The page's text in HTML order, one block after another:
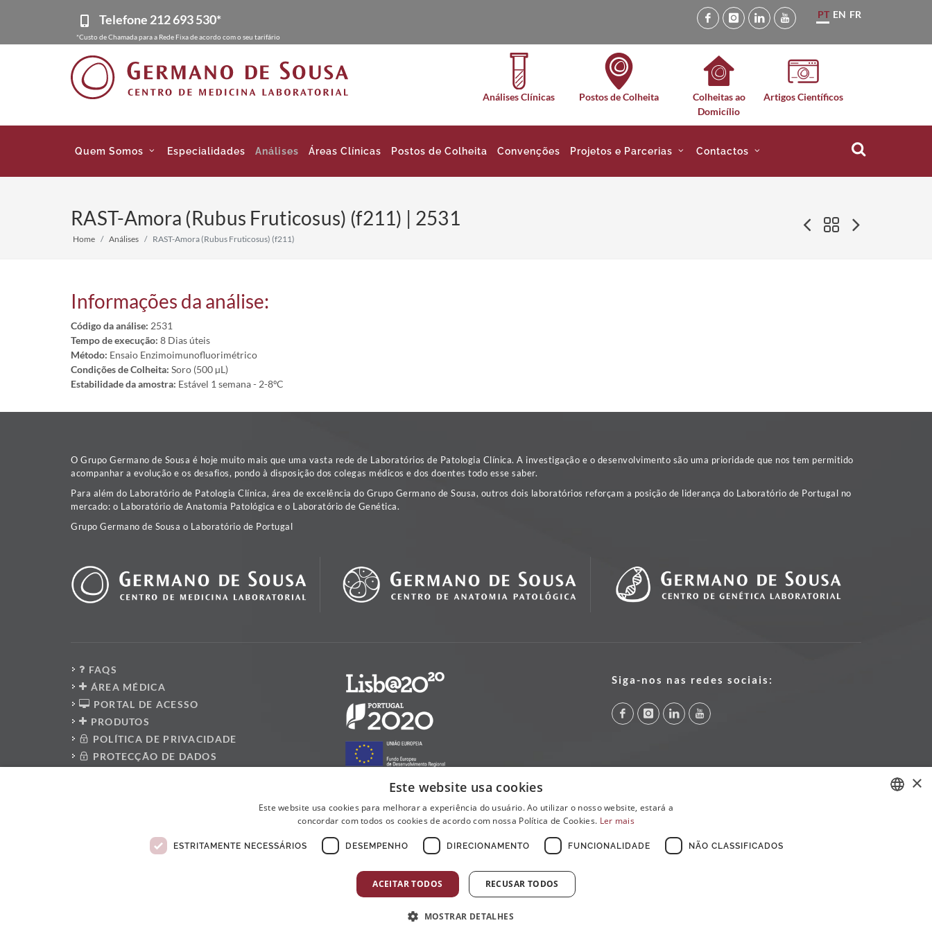
Telefone212 693 530*
*Custo de Chamada para a Rede Fixa de acordo com o seu tarifário
PT EN FR
Análises Clínicas Postos de Colheita
Colheitas ao
Domicílio
Artigos Científicos
Quem Somos Especialidades Análises Áreas Clínicas Postos de Colheita Convenções Projetos e Parcerias Contactos
RAST-Amora (Rubus Fruticosus) (f211) | 2531
Home Análises RAST-Amora (Rubus Fruticosus) (f211)
Informações da análise:
Código da análise: 2531
Tempo de execução: 8 Dias úteis
Método: Ensaio Enzimoimunofluorimétrico
Condições de Colheita: Soro (500 µL)
Estabilidade da amostra: Estável 1 semana - 2-8ºC
O Grupo Germano de Sousa é hoje muito mais que uma vasta rede de Laboratórios de Patologia Clínica. A investigação e o desenvolvimento são uma prioridade que nos tem permitido
acompanhar a evolução e os desafios, pondo à disposição dos colegas médicos e dos doentes todo esse saber.
Para além do Laboratório de Patologia Clínica, área de excelência do Grupo Germano de Sousa, outros dois laboratórios reforçam a posição de liderança do Laboratório de Portugal no
mercado: o Laboratório de Anatomia Patológica e o Laboratório de Genética.
Grupo Germano de Sousa o Laboratório de Portugal
FAQS
ÁREA MÉDICA
PORTAL DE ACESSO
PRODUTOS
POLÍTICA DE PRIVACIDADE
PROTECÇÃO DE DADOS
LIVRO DE RECLAMAÇÕES ELETRÓNICO
Siga-nos nas redes sociais:
×
Este website usa cookies
Este website usa cookies para melhorar a experiência do usuário. Ao utilizar o nosso website, estará a
concordar com todos os cookies de acordo com nossa Política de Cookies. Ler mais
ESTRITAMENTE NECESSÁRIOS DESEMPENHO DIRECIONAMENTO FUNCIONALIDADE NÃO CLASSIFICADOS
ACEITAR TODOS RECUSAR TODOS
MOSTRAR DETALHES